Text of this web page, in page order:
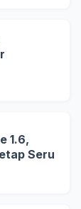
1.6,
Seru